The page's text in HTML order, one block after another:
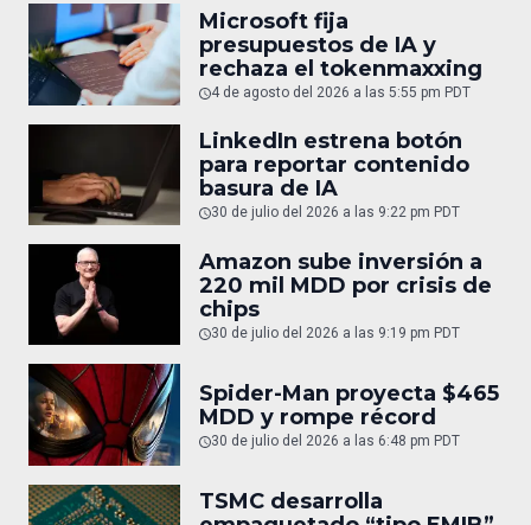
Microsoft fija
presupuestos de IA y
rechaza el tokenmaxxing
4 de agosto del 2026 a las 5:55 pm PDT
LinkedIn estrena botón
para reportar contenido
basura de IA
30 de julio del 2026 a las 9:22 pm PDT
Amazon sube inversión a
220 mil MDD por crisis de
chips
30 de julio del 2026 a las 9:19 pm PDT
Spider-Man proyecta $465
MDD y rompe récord
30 de julio del 2026 a las 6:48 pm PDT
TSMC desarrolla